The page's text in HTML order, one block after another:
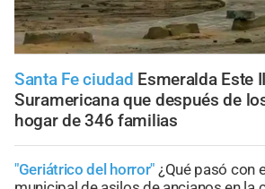
Santa Fe ciudad Esmeralda Este
Suramericana que después de
hogar de 346 familias
"Geriátrico del horror" ¿Qué pasó con